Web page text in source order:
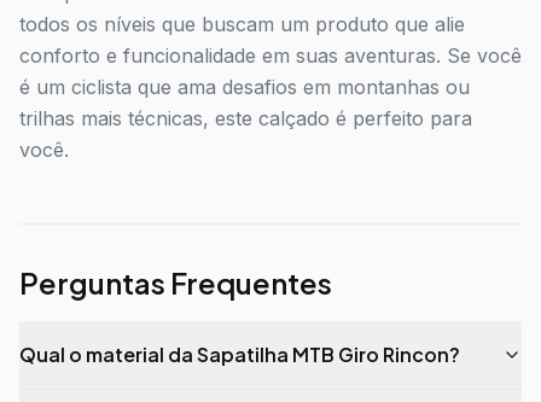
todos os níveis que buscam um produto que alie
conforto e funcionalidade em suas aventuras. Se você
é um ciclista que ama desafios em montanhas ou
trilhas mais técnicas, este calçado é perfeito para
você.
Perguntas Frequentes
Qual o material da Sapatilha MTB Giro Rincon?